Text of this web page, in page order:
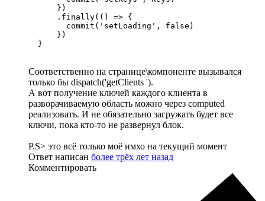
      })
      .finally(() => {
        commit('setLoading', false)
      })
  }
Соответственно на странице\компоненте вызывался
только бы dispatch('getClients ').
А вот получение ключей каждого клиента в
разворачиваемую область можно через computed
реализовать. И не обязательно загружать будет все
ключи, пока кто-то не развернул блок.
P.S> это всё только моё имхо на текущий момент
Ответ написан более трёх лет назад
Комментировать